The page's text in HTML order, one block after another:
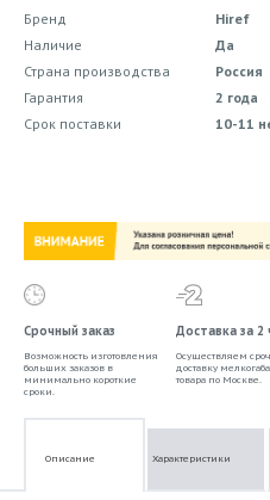
Бренд
Hiref
Наличие
Да
Страна производства
Россия
Гарантия
2 года
Срок поставки
10-11
Срочный заказ
Возможность изготовления
больших заказов в
минимально короткие
сроки.
Доставка за 2
Осуществляем
доставку
товара по Москве.
Описание Характеристики